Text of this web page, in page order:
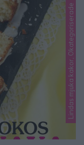
Lindas mjuka kakor, Okategoriserade